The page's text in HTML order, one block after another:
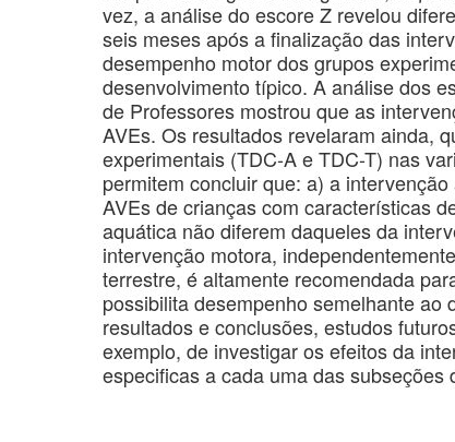
vez, a análise do escore Z revelou
seis meses após a finalização das
desempenho motor dos grupos
desenvolvimento típico. A análise dos
de Professores mostrou que as
AVEs. Os resultados revelaram ainda,
experimentais (TDC-A e TDC-T) nas
permitem concluir que: a) a
AVEs de crianças com características
aquática não diferem daqueles da
intervenção motora,
terrestre, é altamente recomendada
possibilita desempenho semelhante
resultados e conclusões, estudos
exemplo, de investigar os efeitos da
especificas a cada uma das subseções